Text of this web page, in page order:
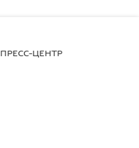
ПРЕСС-ЦЕНТР